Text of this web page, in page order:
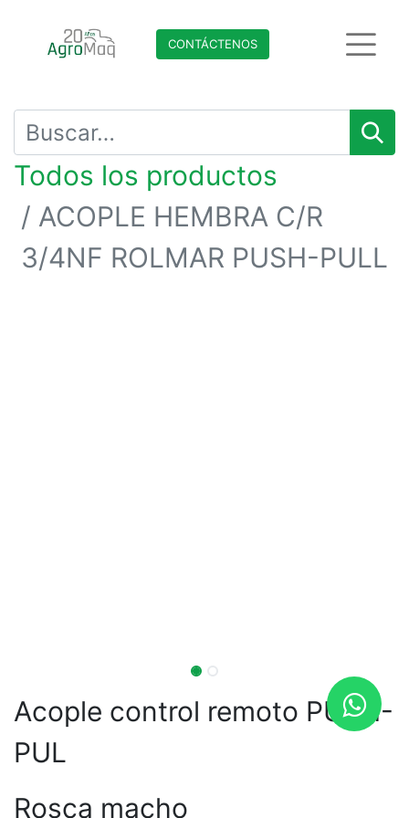
CONTÁCTENO​​​​S
Todos los productos
ACOPLE HEMBRA C/R
3/4NF ROLMAR PUSH-PULL
Acople control remoto PUSH-
PUL
Rosca macho